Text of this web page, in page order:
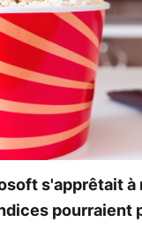
s'apprêtait
pourraient